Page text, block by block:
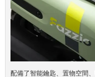
配備了智能鑰匙、置物空間